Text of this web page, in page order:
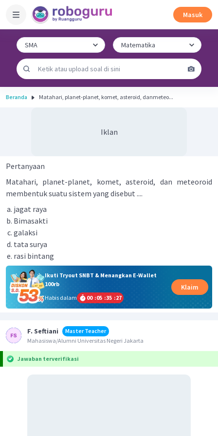
Masuk
Beranda Matahari, planet-planet, komet, asteroid, danmeteo...
Iklan
Pertanyaan
Matahari, planet-planet, komet, asteroid, dan meteoroid
membentuk suatu sistem yang disebut ....
jagat raya
Bimasakti
galaksi
tata surya
rasi bintang
Ikuti Tryout SNBT & Menangkan E-Wallet
100rb
Habis dalam
00 :05 :35 :27
Klaim
F. Seftiani
Master Teacher
Mahasiswa/Alumni Universitas Negeri Jakarta
Jawaban terverifikasi